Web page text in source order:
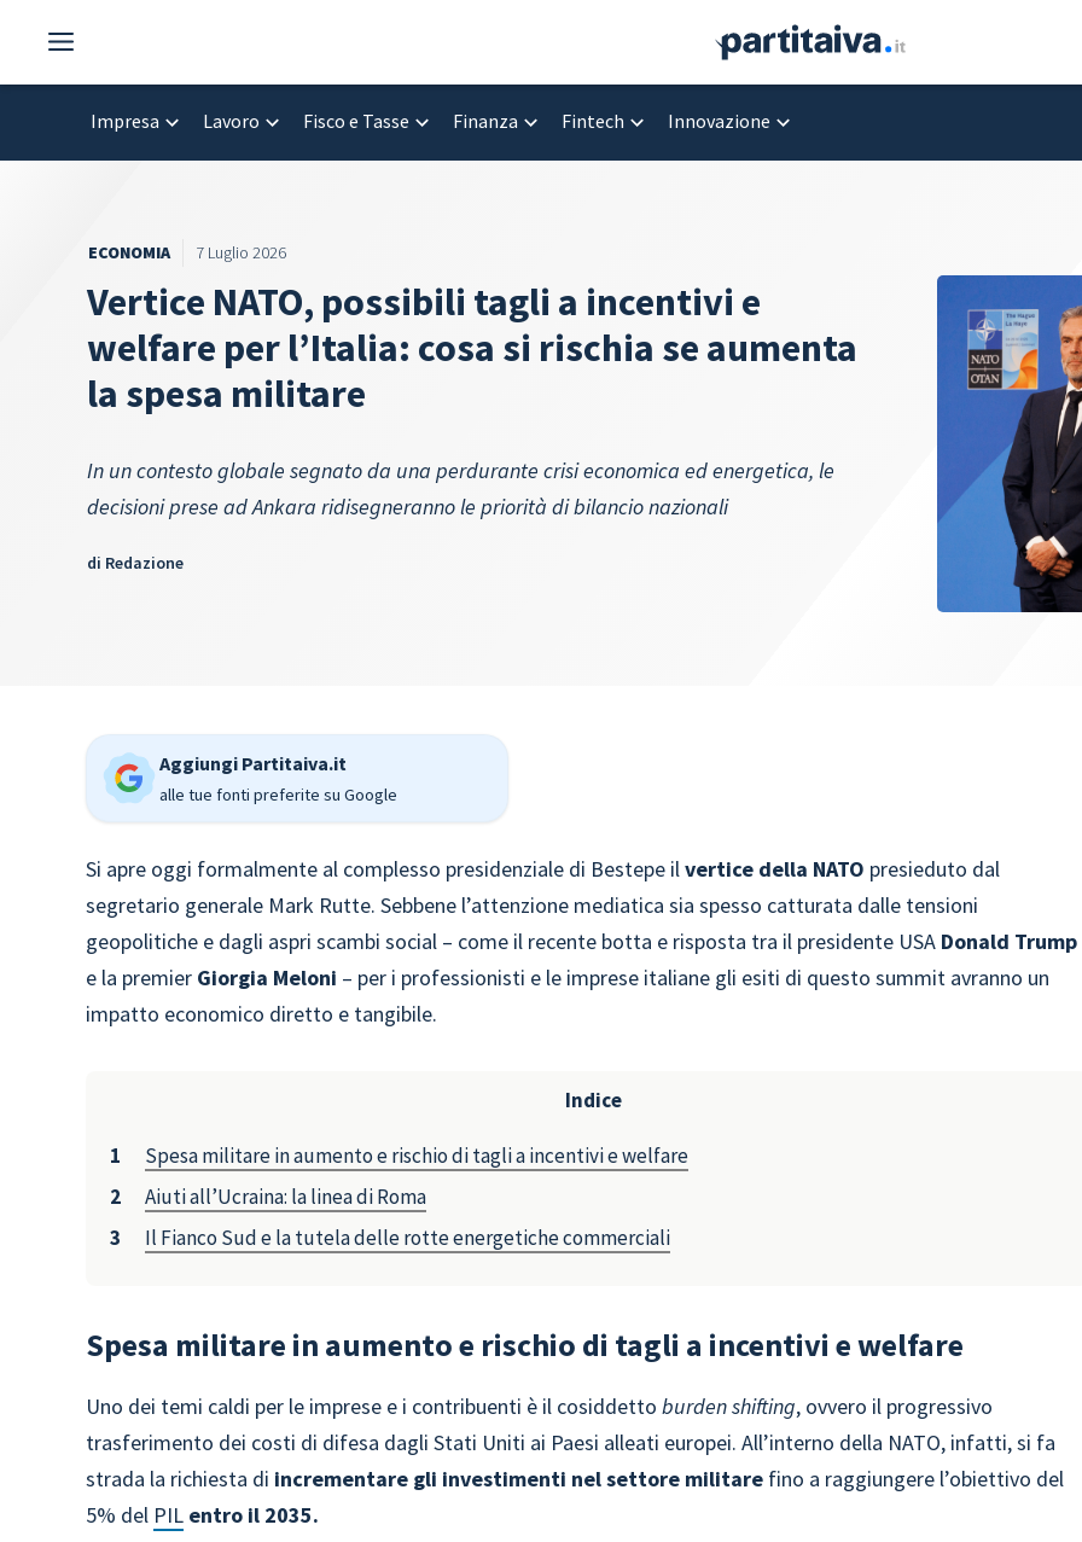
contenuto
Impresa Lavoro Fisco e Tasse Finanza Fintech Innovazione
ECONOMIA 7 Luglio 2026
Vertice NATO, possibili tagli a incentivi e
welfare per l’Italia: cosa si rischia se aumenta
la spesa militare
In un contesto globale segnato da una perdurante crisi economica ed energetica, le
decisioni prese ad Ankara ridisegneranno le priorità di bilancio nazionali
di Redazione
Aggiungi Partitaiva.it
alle tue fonti preferite su Google
Si apre oggi formalmente al complesso presidenziale di Bestepe ilvertice della NATO presieduto dal
segretario generale Mark Rutte. Sebbene l’attenzione mediatica sia spesso catturata dalle tensioni
geopolitiche e dagli aspri scambi social – come il recente botta e risposta tra il presidente USA Donald Trump
e la premier Giorgia Meloni – per i professionisti e le imprese italiane gli esiti di questo summit avranno un
impatto economico diretto e tangibile.
Indice
Spesa militare in aumento e rischio di tagli a incentivi e welfare
Aiuti all’Ucraina: la linea di Roma
Il Fianco Sud e la tutela delle rotte energetiche commerciali
Spesa militare in aumento e rischio di tagli a incentivi e welfare
Uno dei temi caldi per le imprese e i contribuenti è il cosiddettoburden shifting, ovvero il progressivo
trasferimento dei costi di difesa dagli Stati Uniti ai Paesi alleati europei. All’interno della NATO, infatti, si fa
strada la richiesta di incrementare gli investimenti nel settore militare fino a raggiungere l’obiettivo del
5% del PIL entro il 2035.